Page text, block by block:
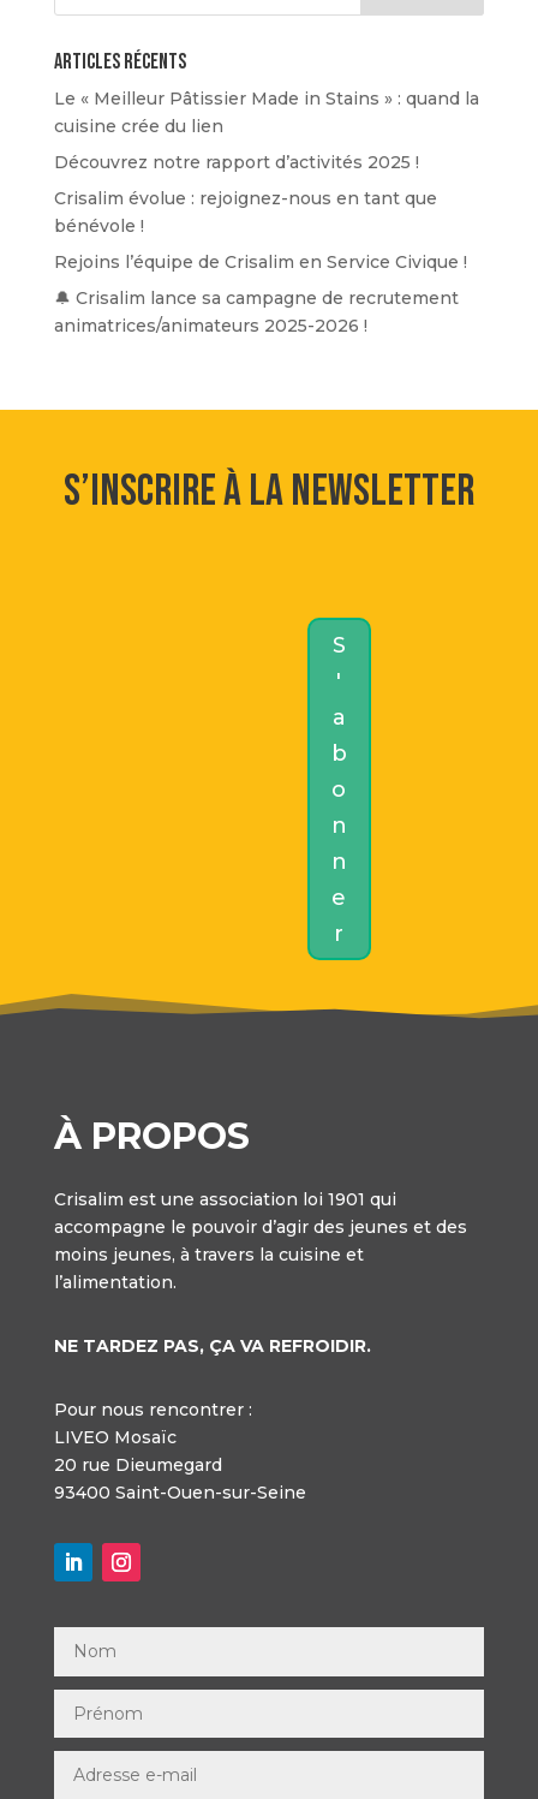
Articles récents
Le « Meilleur Pâtissier Made in Stains » : quand la
cuisine crée du lien
Découvrez notre rapport d’activités 2025 !
Crisalim évolue : rejoignez-nous en tant que
bénévole !
Rejoins l’équipe de Crisalim en Service Civique !
🔔 Crisalim lance sa campagne de recrutement
animatrices/animateurs 2025-2026 !
S’inscrire à la newsletter
S
'
a
b
o
n
n
e
r
À PROPOS
Crisalim est une association loi 1901 qui
accompagne le pouvoir d’agir des jeunes et des
moins jeunes, à travers la cuisine et
l’alimentation.
NE TARDEZ PAS, ÇA VA REFROIDIR.
Pour nous rencontrer :
LIVEO Mosaïc
20 rue Dieumegard
93400 Saint-Ouen-sur-Seine